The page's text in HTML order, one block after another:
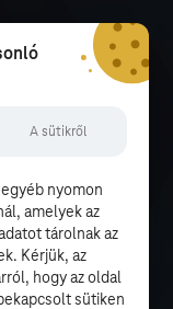
A sütikről
nyomon
amelyek az
tárolnak az
Kérjük, az
hogy az oldal
sütiken